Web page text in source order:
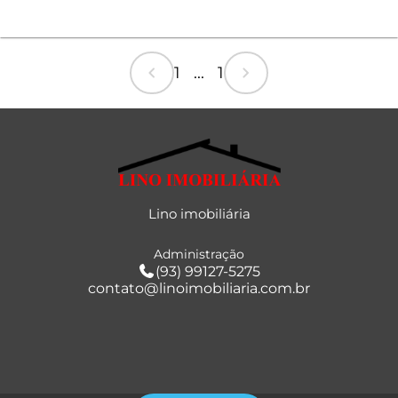
chevron_left 1 ... 1 chevron_right
Lino imobiliária
Administração
(93) 99127-5275
contato@linoimobiliaria.com.br